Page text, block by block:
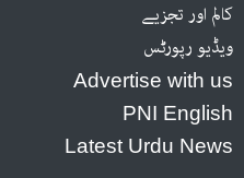
کالم اور تجزیے
ویڈیو رپورٹس
Advertise with us
PNI English
Latest Urdu News